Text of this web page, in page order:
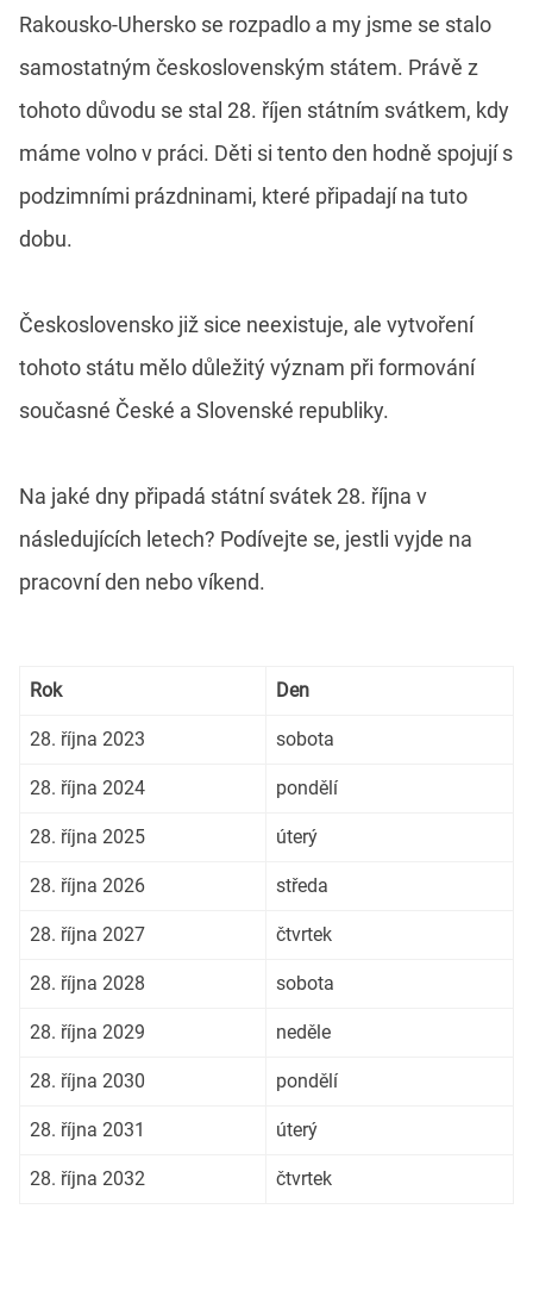
Rakousko-Uhersko se rozpadlo a my jsme se stalo
samostatným československým státem. Právě z
tohoto důvodu se stal 28. říjen státním svátkem, kdy
máme volno v práci. Děti si tento den hodně spojují s
podzimními prázdninami, které připadají na tuto
dobu.
Československo již sice neexistuje, ale vytvoření
tohoto státu mělo důležitý význam při formování
současné České a Slovenské republiky.
Na jaké dny připadá státní svátek 28. října v
následujících letech? Podívejte se, jestli vyjde na
pracovní den nebo víkend.
Rok Den
28. října 2023 sobota
28. října 2024 pondělí
28. října 2025 úterý
28. října 2026 středa
28. října 2027 čtvrtek
28. října 2028 sobota
28. října 2029 neděle
28. října 2030 pondělí
28. října 2031 úterý
28. října 2032 čtvrtek